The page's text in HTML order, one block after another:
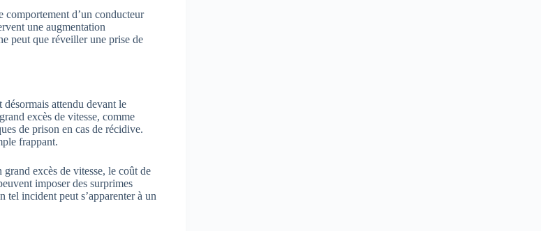
comportement d’un conducteur
une augmentation
peut que réveiller une prise de
attendu devant le
excès de vitesse, comme
de prison en cas de récidive.
frappant.
excès de vitesse, le coût de
imposer des surprimes
tel incident peut s’apparenter à un